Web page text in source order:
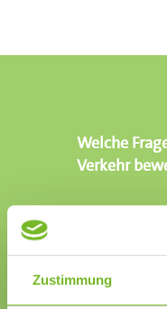
Zustimmung
Welche
Verkehr
Wir freuen
Antworten